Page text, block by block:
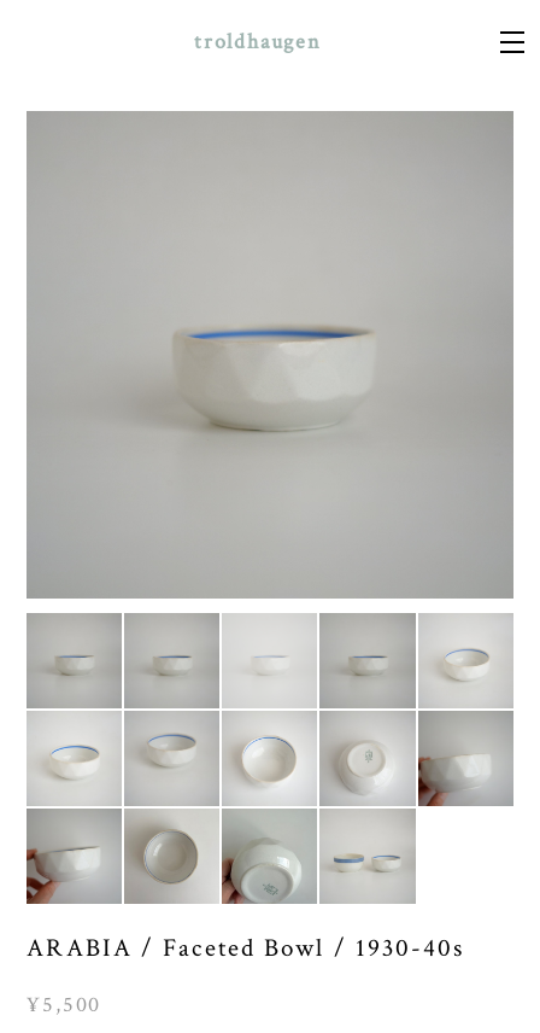
troldhaugen
ARABIA / Faceted Bowl / 1930-40s
¥5,500